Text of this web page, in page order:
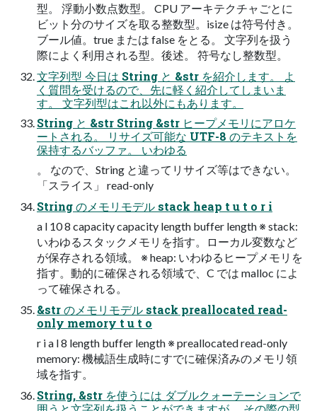
型。 浮動小数点数型。 CPU アーキテクチャごとに
ビット分のサイズを取る整数型。isize は符号付き。
ブール値。true または false をとる。 文字列を扱う
際によく利用される型。後述。 符号なし整数型。
文字列型 今日は String と &str を紹介します。 よ
く質問を受けるので、先に軽く紹介してしまいま
す。 文字列型はこれ以外にもあります。
String と &str String &str ヒープメモリにアロケ
ートされる。 リサイズ可能な UTF-8 のテキストを
保持するバッファ。 いわゆる
。 なので、String と違ってリサイズ等はできない。
「スライス」 read-only
String のメモリモデル stack heap t u t o r i
a l 10 8 capacity capacity length buffer length ※ stack:
いわゆるスタックメモリを指す。ローカル変数など
が保存される領域。 ※ heap: いわゆるヒープメモリを
指す。動的に確保される領域で、C では malloc によ
って確保される。
&str のメモリモデル stack preallocated read-
only memory t u t o
r i a l 8 length buffer length ※ preallocated read-only
memory: 機械語生成時にすでに確保済みのメモリ領
域を指す。
String, &str を使うには ダブルクォーテーションで